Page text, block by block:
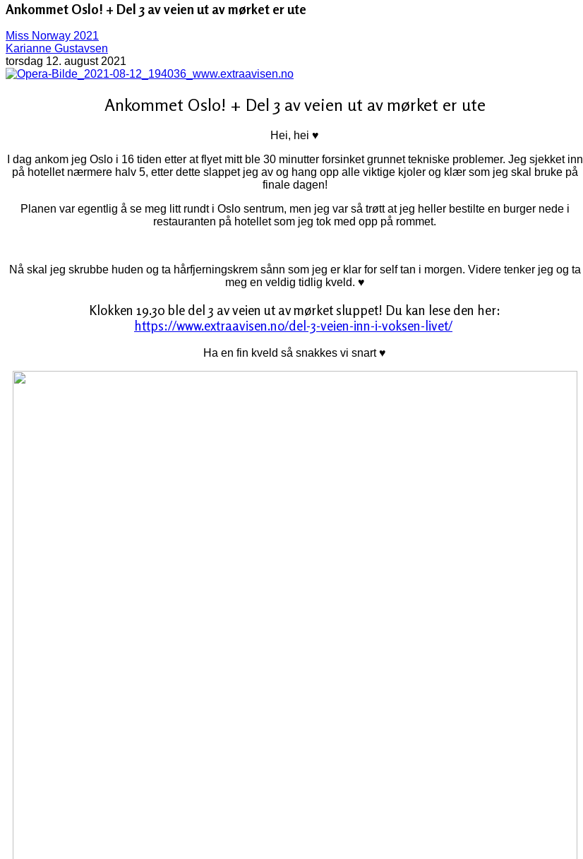
Ankommet Oslo! + Del 3 av veien ut av mørket er ute
Miss Norway 2021
Karianne Gustavsen
torsdag 12. august 2021
Ankommet Oslo! + Del 3 av veien ut av mørket er ute
Hei, hei ♥
I dag ankom jeg Oslo i 16 tiden etter at flyet mitt ble 30 minutter forsinket grunnet tekniske problemer. Jeg sjekket inn
på hotellet nærmere halv 5, etter dette slappet jeg av og hang opp alle viktige kjoler og klær som jeg skal bruke på
finale dagen!
Planen var egentlig å se meg litt rundt i Oslo sentrum, men jeg var så trøtt at jeg heller bestilte en burger nede i
restauranten på hotellet som jeg tok med opp på rommet.
Nå skal jeg skrubbe huden og ta hårfjerningskrem sånn som jeg er klar for self tan i morgen. Videre tenker jeg og ta
meg en veldig tidlig kveld. ♥
Klokken 19.30 ble del 3 av veien ut av mørket sluppet! Du kan lese den her:
https://www.extraavisen.no/del-3-veien-inn-i-voksen-livet/
Ha en fin kveld så snakkes vi snart ♥